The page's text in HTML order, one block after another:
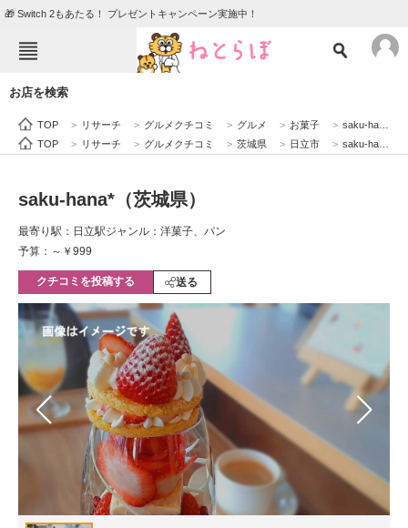
🎁 Switch 2もあたる！ プレゼントキャンペーン実施中！
エンタメ クイズ
動物
会員記事
メディア
注目記事を集めた総合ページ
ITの今と未来を見通す
スマホと通信の最新トレンド
進化するPCとデバイスの未来
好きが集まる 比べて選べる
お店を検索
TOP > リサーチ > グルメクチコミ > グルメ > お菓子 > saku-hana*（茨城県）
TOP
> リサーチ > グルメクチコミ > 茨城県 > 日立市 > saku-hana*（茨城県）
saku-hana*（茨城県）
最寄り駅：日立駅ジャンル：洋菓子、パン
予算：～￥999
クチコミを投稿する 送る